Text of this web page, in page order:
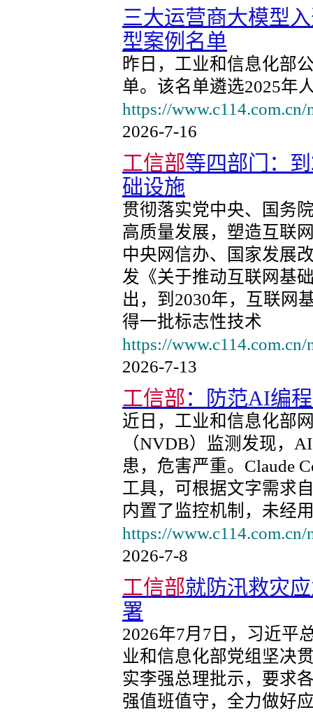
三大运营商大模型
型案例名单
昨日，工业和信息化部
单。该名单遴选2025年
https://
2026-7-16
工信部等四部门：
础设施
贯彻落实党中央、国务
高质量发展，塑造互联
中央网信办、国家发展
发《关于推动互联网基
出，到2030年，互联网
得一批标志性技术
https://
2026-7-13
工信部：防范AI编
近日，工业和信息化部
（NVDB）监测发现，
患，危害严重。Claude
工具，可根据文字需求
内置了监控机制，未经
https://
2026-7-8
工信部就防汛救灾
署
2026年7月7日，习近平
业和信息化部党组坚决
实李强总理批示，要求
强值班值守，全力做好